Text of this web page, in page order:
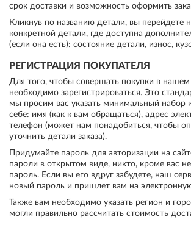
срок доставки и возможность оформить
Кликнув по названию детали, вы перейдете
конкретной детали, где доступна
(если она есть): состояние детали, износ,
РЕГИСТРАЦИЯ ПОКУПАТЕЛЯ
Для того, чтобы совершать покупки в нашем
необходимо зарегистрироваться. Это
мы просим вас указать минимальный набор
себе: имя (как к вам обращаться), адрес
телефон (может нам понадобиться, чтобы
уточнить детали заказа).
Придумайте пароль для авторизации на
пароли в открытом виде, никто, кроме вас
пароль. Если вы его вдруг забудете, наш
новый пароль и пришлет вам на
Также вам необходимо указать регион и
могли правильно рассчитать стоимость